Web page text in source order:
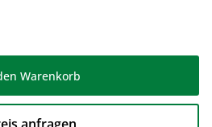
Warenkorb
anfragen